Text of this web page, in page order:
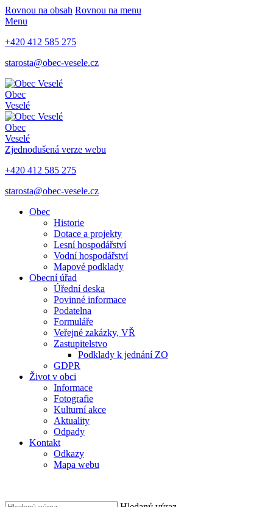
Rovnou na obsah Rovnou na menu
Menu
+420 412 585 275
starosta@obec-vesele.cz
Obec
Veselé
Obec
Veselé
Zjednodušená verze webu
+420 412 585 275
starosta@obec-vesele.cz
Obec
Historie
Dotace a projekty
Lesní hospodářství
Vodní hospodářství
Mapové podklady
Obecní úřad
Úřední deska
Povinné informace
Podatelna
Formuláře
Veřejné zakázky, VŘ
Zastupitelstvo
Podklady k jednání ZO
GDPR
Život v obci
Informace
Fotografie
Kulturní akce
Aktuality
Odpady
Kontakt
Odkazy
Mapa webu